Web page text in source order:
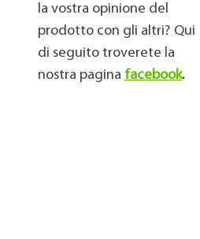
la vostra opinione del
prodotto con gli altri? Qui
di seguito troverete la
nostra pagina facebook.